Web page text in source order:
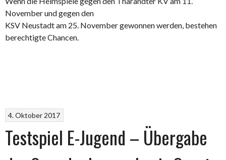
November und gegen den
KSV Neustadt am 25. November gewonnen werden, bestehen
berechtigte Chancen.
4. Oktober 2017
Testspiel E-Jugend – Übergabe